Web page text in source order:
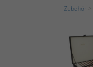
Zubehör